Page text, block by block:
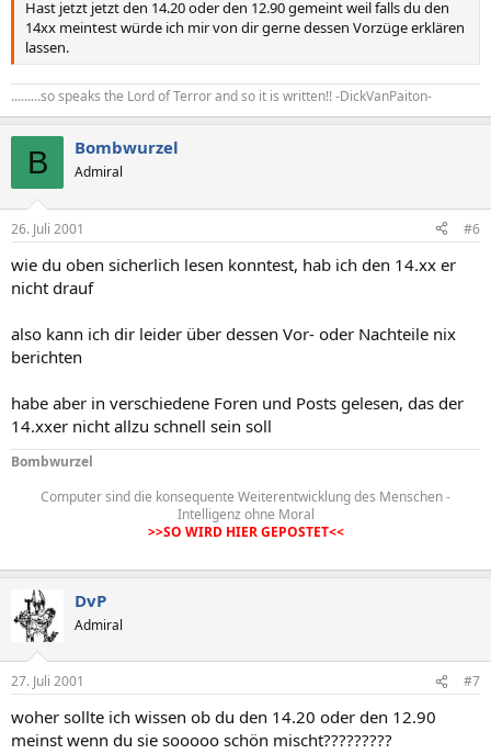
Hast jetzt jetzt den 14.20 oder den 12.90 gemeint weil falls du den
14xx meintest würde ich mir von dir gerne dessen Vorzüge erklären
lassen.
.........so speaks the Lord of Terror and so it is written!! -DickVanPaiton-
B Bombwurzel
Admiral
26. Juli 2001 #6
wie du oben sicherlich lesen konntest, hab ich den 14.xx er
nicht drauf
also kann ich dir leider über dessen Vor- oder Nachteile nix
berichten
habe aber in verschiedene Foren und Posts gelesen, das der
14.xxer nicht allzu schnell sein soll
Bombwurzel
Computer sind die konsequente Weiterentwicklung des Menschen -
Intelligenz ohne Moral
>>SO WIRD HIER GEPOSTET<<
DvP
Admiral
27. Juli 2001 #7
woher sollte ich wissen ob du den 14.20 oder den 12.90
meinst wenn du sie sooooo schön mischt?????????